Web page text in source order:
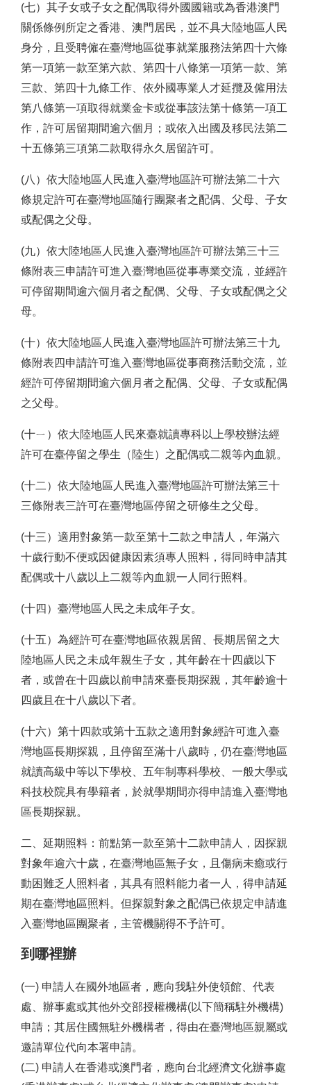
(七）其子女或子女之配偶取得外國國籍或為香港澳門
關係條例所定之香港、澳門居民，並不具大陸地區人民
身分，且受聘僱在臺灣地區從事就業服務法第四十六條
第一項第一款至第六款、第四十八條第一項第一款、第
三款、第四十九條工作、依外國專業人才延攬及僱用法
第八條第一項取得就業金卡或從事該法第十條第一項工
作，許可居留期間逾六個月；或依入出國及移民法第二
十五條第三項第二款取得永久居留許可。
(八）依大陸地區人民進入臺灣地區許可辦法第二十六
條規定許可在臺灣地區隨行團聚者之配偶、父母、子女
或配偶之父母。
(九）依大陸地區人民進入臺灣地區許可辦法第三十三
條附表三申請許可進入臺灣地區從事專業交流，並經許
可停留期間逾六個月者之配偶、父母、子女或配偶之父
母。
(十）依大陸地區人民進入臺灣地區許可辦法第三十九
條附表四申請許可進入臺灣地區從事商務活動交流，並
經許可停留期間逾六個月者之配偶、父母、子女或配偶
之父母。
(十ㄧ）依大陸地區人民來臺就讀專科以上學校辦法經
許可在臺停留之學生（陸生）之配偶或二親等內血親。
(十二）依大陸地區人民進入臺灣地區許可辦法第三十
三條附表三許可在臺灣地區停留之研修生之父母。
(十三）適用對象第一款至第十二款之申請人，年滿六
十歲行動不便或因健康因素須專人照料，得同時申請其
配偶或十八歲以上二親等內血親一人同行照料。
(十四）臺灣地區人民之未成年子女。
(十五）為經許可在臺灣地區依親居留、長期居留之大
陸地區人民之未成年親生子女，其年齡在十四歲以下
者，或曾在十四歲以前申請來臺長期探親，其年齡逾十
四歲且在十八歲以下者。
(十六）第十四款或第十五款之適用對象經許可進入臺
灣地區長期探親，且停留至滿十八歲時，仍在臺灣地區
就讀高級中等以下學校、五年制專科學校、一般大學或
科技校院具有學籍者，於就學期間亦得申請進入臺灣地
區長期探親。
二、延期照料：前點第一款至第十二款申請人，因探親
對象年逾六十歲，在臺灣地區無子女，且傷病未癒或行
動困難乏人照料者，其具有照料能力者一人，得申請延
期在臺灣地區照料。但探親對象之配偶已依規定申請進
入臺灣地區團聚者，主管機關得不予許可。
到哪裡辦
(一) 申請人在國外地區者，應向我駐外使領館、代表
處、辦事處或其他外交部授權機構(以下簡稱駐外機構)
申請；其居住國無駐外機構者，得由在臺灣地區親屬或
邀請單位代向本署申請。
(二) 申請人在香港或澳門者，應向台北經濟文化辦事處